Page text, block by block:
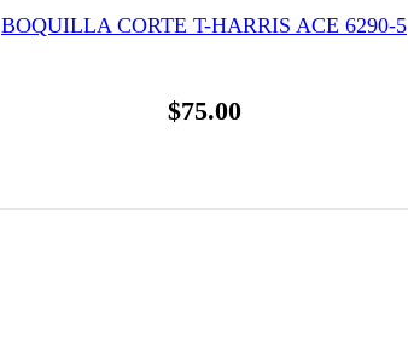
BOQUILLA CORTE T-HARRIS ACE 6290-5
$75.00